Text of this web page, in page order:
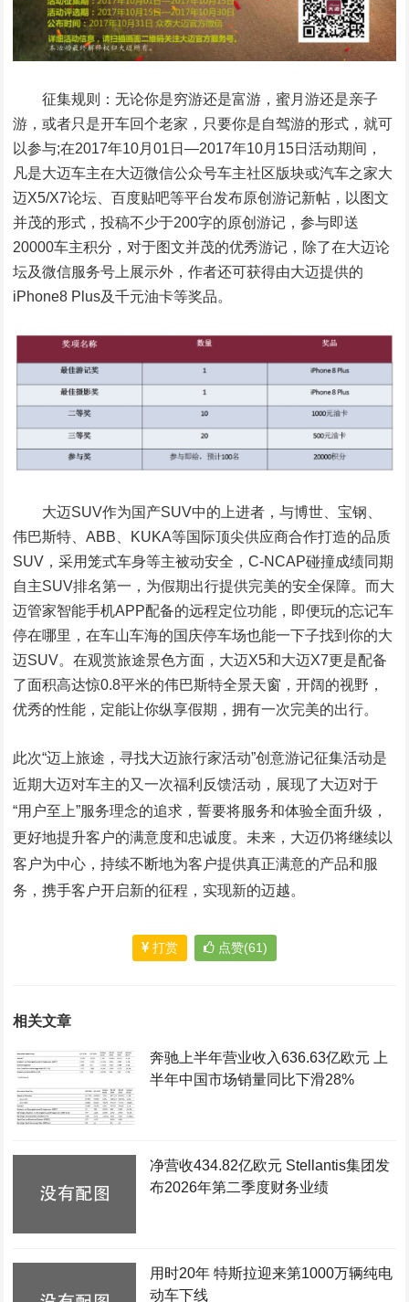
征集规则：无论你是穷游还是富游，蜜月游还是亲子
游，或者只是开车回个老家，只要你是自驾游的形式，就可
以参与;在2017年10月01日—2017年10月15日活动期间，
凡是大迈车主在大迈微信公众号车主社区版块或汽车之家大
迈X5/X7论坛、百度贴吧等平台发布原创游记新帖，以图文
并茂的形式，投稿不少于200字的原创游记，参与即送
20000车主积分，对于图文并茂的优秀游记，除了在大迈论
坛及微信服务号上展示外，作者还可获得由大迈提供的
iPhone8 Plus及千元油卡等奖品。
大迈SUV作为国产SUV中的上进者，与博世、宝钢、
伟巴斯特、ABB、KUKA等国际顶尖供应商合作打造的品质
SUV，采用笼式车身等主被动安全，C-NCAP碰撞成绩同期
自主SUV排名第一，为假期出行提供完美的安全保障。而大
迈管家智能手机APP配备的远程定位功能，即便玩的忘记车
停在哪里，在车山车海的国庆停车场也能一下子找到你的大
迈SUV。在观赏旅途景色方面，大迈X5和大迈X7更是配备
了面积高达惊0.8平米的伟巴斯特全景天窗，开阔的视野，
优秀的性能，定能让你纵享假期，拥有一次完美的出行。
此次“迈上旅途，寻找大迈旅行家活动”创意游记征集活动是
近期大迈对车主的又一次福利反馈活动，展现了大迈对于
“用户至上”服务理念的追求，誓要将服务和体验全面升级，
更好地提升客户的满意度和忠诚度。未来，大迈仍将继续以
客户为中心，持续不断地为客户提供真正满意的产品和服
务，携手客户开启新的征程，实现新的迈越。
打赏 点赞(61)
相关文章
奔驰上半年营业收入636.63亿欧元 上
半年中国市场销量同比下滑28%
净营收434.82亿欧元 Stellantis集团发
布2026年第二季度财务业绩
用时20年 特斯拉迎来第1000万辆纯电
动车下线